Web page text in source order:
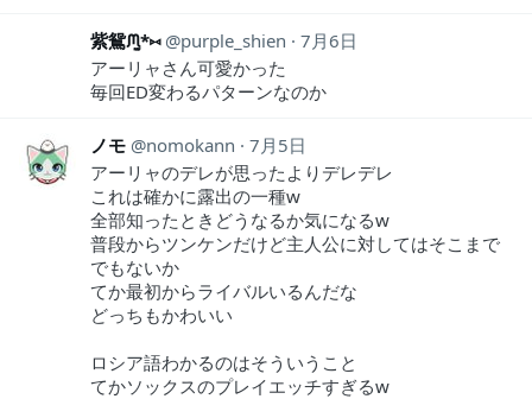
紫鴛ᙏ̤̫*⑅ purple_shien
7月6日
アーリャさん可愛かった
毎回ED変わるパターンなのか
ノモ nomokann
7月5日
アーリャのデレが思ったよりデレデレ
これは確かに露出の一種w
全部知ったときどうなるか気になるw
普段からツンケンだけど主人公に対してはそこまで
でもないか
てか最初からライバルいるんだな
どっちもかわいい
ロシア語わかるのはそういうこと
てかソックスのプレイエッチすぎるw